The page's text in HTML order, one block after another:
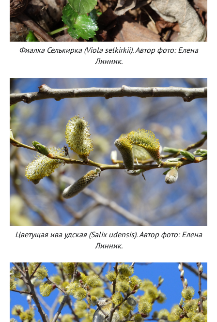
Фиалка Селькирка (Viola selkirkii). Автор фото: Елена
Линник.
Цветущая ива удская (Salix udensis). Автор фото: Елена
Линник.